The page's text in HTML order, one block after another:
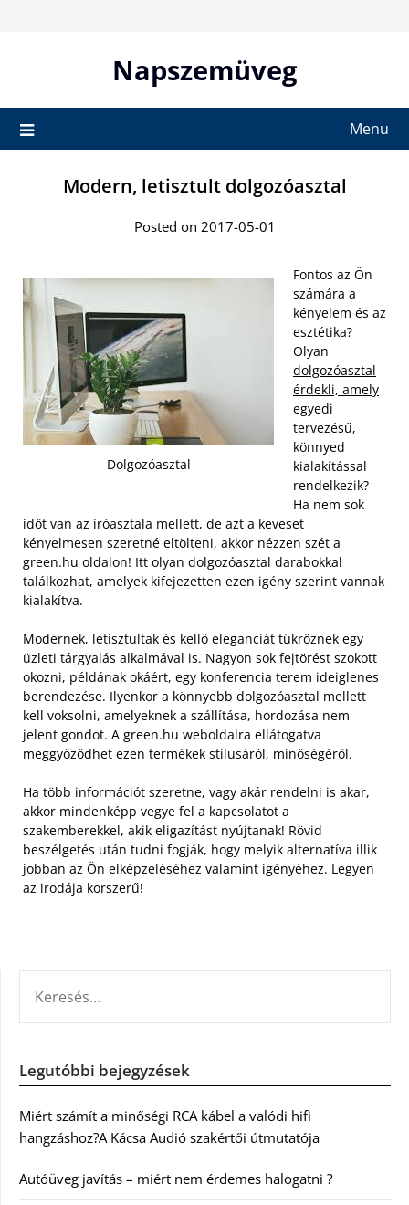
Napszemüveg
Menu
Modern, letisztult dolgozóasztal
Posted on 2017-05-01
Dolgozóasztal
Fontos az Ön
számára a
kényelem és az
esztétika?
Olyan
dolgozóasztal
érdekli, amely
egyedi
tervezésű,
könnyed
kialakítással
rendelkezik?
Ha nem sok
időt van az íróasztala mellett, de azt a keveset
kényelmesen szeretné eltölteni, akkor nézzen szét a
green.hu oldalon! Itt olyan dolgozóasztal darabokkal
találkozhat, amelyek kifejezetten ezen igény szerint vannak
kialakítva.
Modernek, letisztultak és kellő eleganciát tükröznek egy
üzleti tárgyalás alkalmával is. Nagyon sok fejtörést szokott
okozni, példának okáért, egy konferencia terem ideiglenes
berendezése. Ilyenkor a könnyebb dolgozóasztal mellett
kell voksolni, amelyeknek a szállítása, hordozása nem
jelent gondot. A green.hu weboldalra ellátogatva
meggyőződhet ezen termékek stílusáról, minőségéről.
Ha több információt szeretne, vagy akár rendelni is akar,
akkor mindenképp vegye fel a kapcsolatot a
szakemberekkel, akik eligazítást nyújtanak! Rövid
beszélgetés után tudni fogják, hogy melyik alternatíva illik
jobban az Ön elképzeléséhez valamint igényéhez. Legyen
az irodája korszerű!
Legutóbbi bejegyzések
Miért számít a minőségi RCA kábel a valódi hifi
hangzáshoz?A Kácsa Audió szakértői útmutatója
Autóüveg javítás – miért nem érdemes halogatni ?